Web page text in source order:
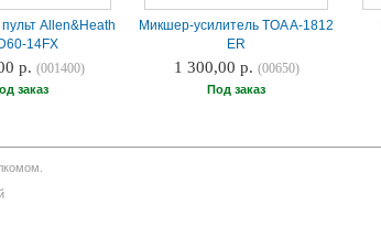
Allen&Heath
14FX
р.(001400)
заказ
Микшер-усилитель TOA A-1812
ER
1 300,00 р. (00650)
Под заказ